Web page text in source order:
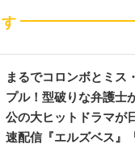
まるでコロンボとミス
プル！型破りな弁護士
公の大ヒットドラマが
速配信『エルズベス』